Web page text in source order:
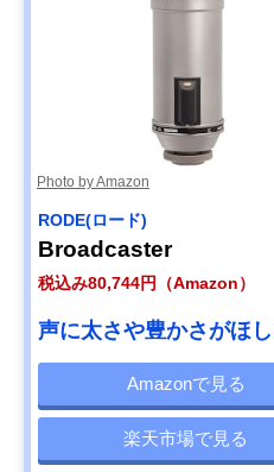
Photo by Amazon
RODE(ロード)
Broadcaster
税込み80,744円（Amazon）
声に太さや豊かさがほ
Amazonで見る
楽天市場で見る